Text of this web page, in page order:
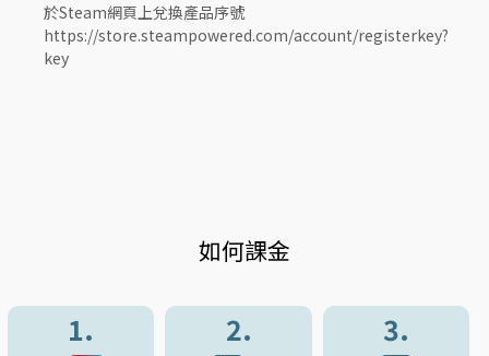
於Steam網頁上兌換產品序號
https://store.steampowered.com/account/registerkey?
key
如何課金
1. 2. 3.